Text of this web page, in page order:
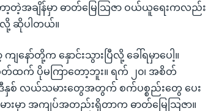
တဲ့အချိန်မှာ ဓာတ်မြေသြဇာ ဝယ်ယူရေးကလည်း
ဆိုပါတယ်။
ော်တို့က နှောင်းသွားပြီလို့ ခေါ်ရမှာပေါ့။
ထက် ပိုမကြာတော့ဘူး။ ရက် ၂၀၊ အစိတ်
ဒီနှစ် လယ်သမားတွေအတွက် စက်ပစ္စည်းတွေ ပေး
းမှာ အကျပ်အတည်းရှိတာက ဓာတ်မြေသြဇာ။